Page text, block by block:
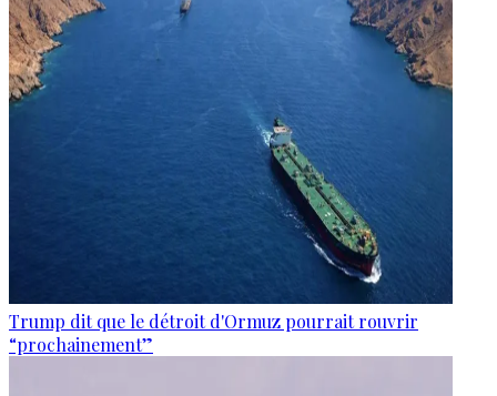
Trump dit que le détroit d'Ormuz pourrait rouvrir
“prochainement”